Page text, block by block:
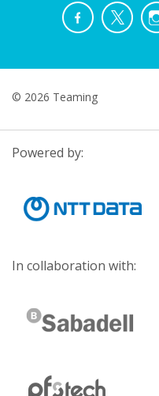
© 2026 Teaming
Powered by:
In collaboration with: